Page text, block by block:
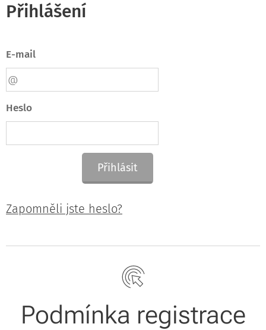
Přihlášení
E-mail
Heslo
Přihlásit
Zapomněli jste heslo?
Podmínka registrace